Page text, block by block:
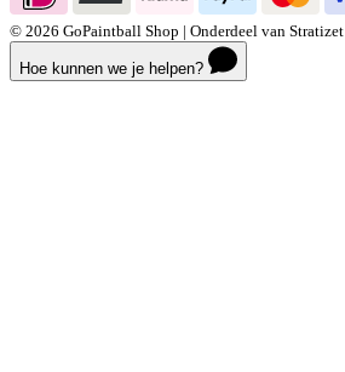
© 2026 GoPaintball Shop | Onderdeel van Stratizet
Hoe kunnen we je helpen?